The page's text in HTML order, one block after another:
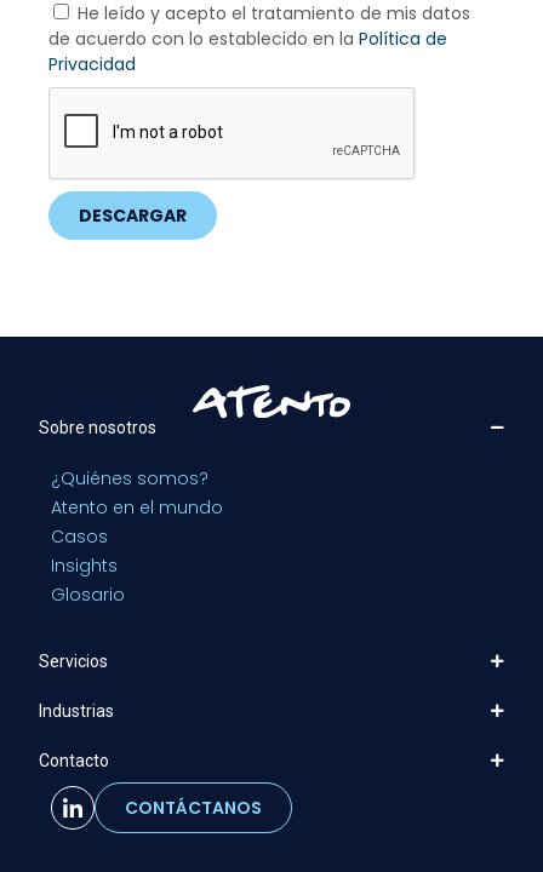
He leído y acepto el tratamiento de mis datos
de acuerdo con lo establecido en la Política de
Privacidad
DESCARGAR
Sobre nosotros
¿Quiénes somos?
Atento en el mundo
Casos
Insights
Glosario
Servicios
Industrias
Contacto
CONTÁCTANOS